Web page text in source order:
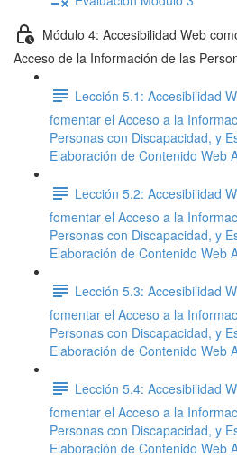
Módulo 4: Accesibilidad Web
Acceso de la Información de las
Lección 5.1: Accesibilidad
fomentar el Acceso a la
Personas con Discapacidad, y
Elaboración de Contenido Web
Lección 5.2: Accesibilidad
fomentar el Acceso a la
Personas con Discapacidad, y
Elaboración de Contenido Web
Lección 5.3: Accesibilidad
fomentar el Acceso a la
Personas con Discapacidad, y
Elaboración de Contenido Web
Lección 5.4: Accesibilidad
fomentar el Acceso a la
Personas con Discapacidad, y
Elaboración de Contenido Web